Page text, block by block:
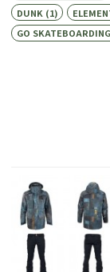
DUNK (1)
GO